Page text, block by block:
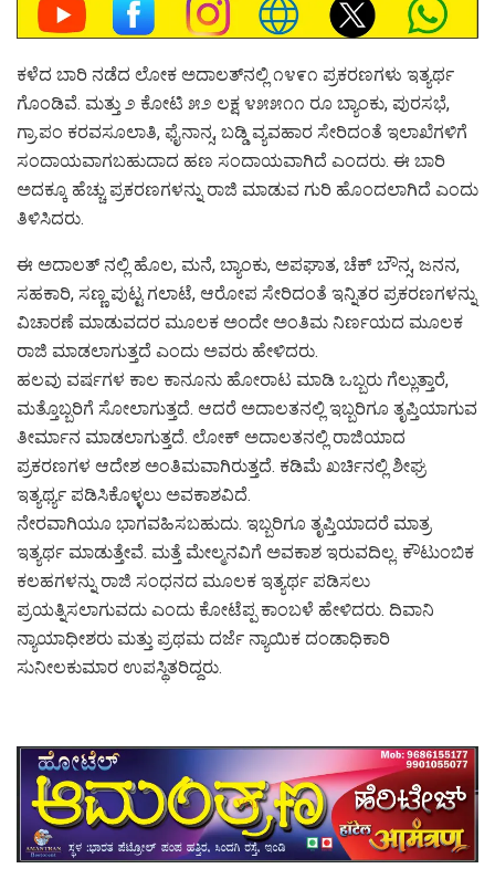
ಕಳೆದ ಬಾರಿ ನಡೆದ ಲೋಕ ಅದಾಲತ್‌ನಲ್ಲಿ ೧೪೯೧ ಪ್ರಕರಣಗಳು ಇತ್ಯರ್ಥ
ಗೊಂಡಿವೆ. ಮತ್ತು ೨ ಕೋಟಿ ೫೨ ಲಕ್ಷ ೪೫೫೧೧ ರೂ ಬ್ಯಾಂಕು, ಪುರಸಭೆ,
ಗ್ರಾ.ಪಂ ಕರವಸೂಲಾತಿ, ಫೈನಾನ್ಸ, ಬಡ್ಡಿ ವ್ಯವಹಾರ ಸೇರಿದಂತೆ ಇಲಾಖೆಗಳಿಗೆ
ಸಂದಾಯವಾಗಬಹುದಾದ ಹಣ ಸಂದಾಯವಾಗಿದೆ ಎಂದರು. ಈ ಬಾರಿ
ಅದಕ್ಕೂ ಹೆಚ್ಚು ಪ್ರಕರಣಗಳನ್ನು ರಾಜಿ ಮಾಡುವ ಗುರಿ ಹೊಂದಲಾಗಿದೆ ಎಂದು
ತಿಳಿಸಿದರು.
ಈ ಅದಾಲತ್ ನಲ್ಲಿ ಹೊಲ, ಮನೆ, ಬ್ಯಾಂಕು, ಅಪಘಾತ, ಚೆಕ್ ಬೌನ್ಸ, ಜನನ,
ಸಹಕಾರಿ, ಸಣ್ಣ ಪುಟ್ಟ ಗಲಾಟೆ, ಆರೋಪ ಸೇರಿದಂತೆ ಇನ್ನಿತರ ಪ್ರಕರಣಗಳನ್ನು
ವಿಚಾರಣೆ ಮಾಡುವದರ ಮೂಲಕ ಅಂದೇ ಅಂತಿಮ ನಿರ್ಣಯದ ಮೂಲಕ
ರಾಜಿ ಮಾಡಲಾಗುತ್ತದೆ ಎಂದು ಅವರು ಹೇಳಿದರು.
ಹಲವು ವರ್ಷಗಳ ಕಾಲ ಕಾನೂನು ಹೋರಾಟ ಮಾಡಿ ಒಬ್ಬರು ಗೆಲ್ಲುತ್ತಾರೆ,
ಮತ್ತೊಬ್ಬರಿಗೆ ಸೋಲಾಗುತ್ತದೆ. ಆದರೆ ಅದಾಲತನಲ್ಲಿ ಇಬ್ಬರಿಗೂ ತೃಪ್ತಿಯಾಗುವ
ತೀರ್ಮಾನ ಮಾಡಲಾಗುತ್ತದೆ. ಲೋಕ್ ಅದಾಲತನಲ್ಲಿ ರಾಜಿಯಾದ
ಪ್ರಕರಣಗಳ ಆದೇಶ ಅಂತಿಮವಾಗಿರುತ್ತದೆ. ಕಡಿಮೆ ಖರ್ಚಿನಲ್ಲಿ ಶೀಘ್ರ
ಇತ್ಯರ್ಥ್ಯ ಪಡಿಸಿಕೊಳ್ಳಲು ಅವಕಾಶವಿದೆ.
ನೇರವಾಗಿಯೂ ಭಾಗವಹಿಸಬಹುದು. ಇಬ್ಬರಿಗೂ ತೃಪ್ತಿಯಾದರೆ ಮಾತ್ರ
ಇತ್ಯರ್ಥ ಮಾಡುತ್ತೇವೆ. ಮತ್ತೆ ಮೇಲ್ಮನವಿಗೆ ಅವಕಾಶ ಇರುವದಿಲ್ಲ. ಕೌಟುಂಬಿಕ
ಕಲಹಗಳನ್ನು ರಾಜಿ ಸಂಧನದ ಮೂಲಕ ಇತ್ಯರ್ಥ ಪಡಿಸಲು
ಪ್ರಯತ್ನಿಸಲಾಗುವದು ಎಂದು ಕೋಟೆಪ್ಪ ಕಾಂಬಳೆ ಹೇಳಿದರು. ದಿವಾನಿ
ನ್ಯಾಯಾಧೀಶರು ಮತ್ತು ಪ್ರಥಮ ದರ್ಜೆ ನ್ಯಾಯಿಕ ದಂಡಾಧಿಕಾರಿ
ಸುನೀಲಕುಮಾರ ಉಪಸ್ಥಿತರಿದ್ದರು.